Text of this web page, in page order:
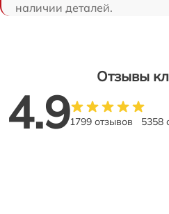
наличии деталей.
Отзывы
4.91799 отзывов 5358